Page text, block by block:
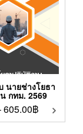
นายช่างโยธา
กทม. 2569
605.00฿